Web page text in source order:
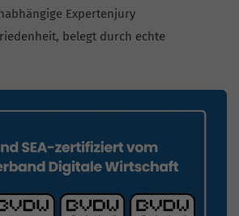
Expertenjury
belegt durch echte